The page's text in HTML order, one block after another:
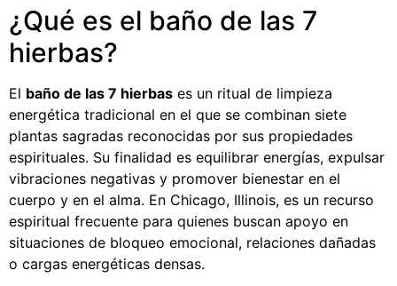
¿Qué es el baño de las 7
hierbas?
El baño de las 7 hierbas es un ritual de limpieza
energética tradicional en el que se combinan siete
plantas sagradas reconocidas por sus propiedades
espirituales. Su finalidad es equilibrar energías, expulsar
vibraciones negativas y promover bienestar en el
cuerpo y en el alma. En Chicago, Illinois, es un recurso
espiritual frecuente para quienes buscan apoyo en
situaciones de bloqueo emocional, relaciones dañadas
o cargas energéticas densas.